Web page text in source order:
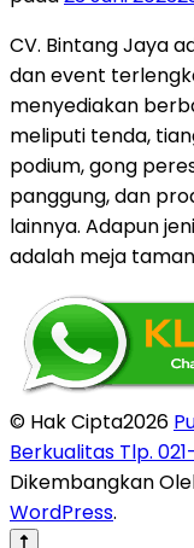
CV. Bintang Jaya
dan event
menyediakan
meliputi tenda,
podium, gong
panggung, dan
lainnya. Adapun
adalah meja
© Hak Cipta2026
Berkualitas Tlp.
Dikembangkan
WordPress.